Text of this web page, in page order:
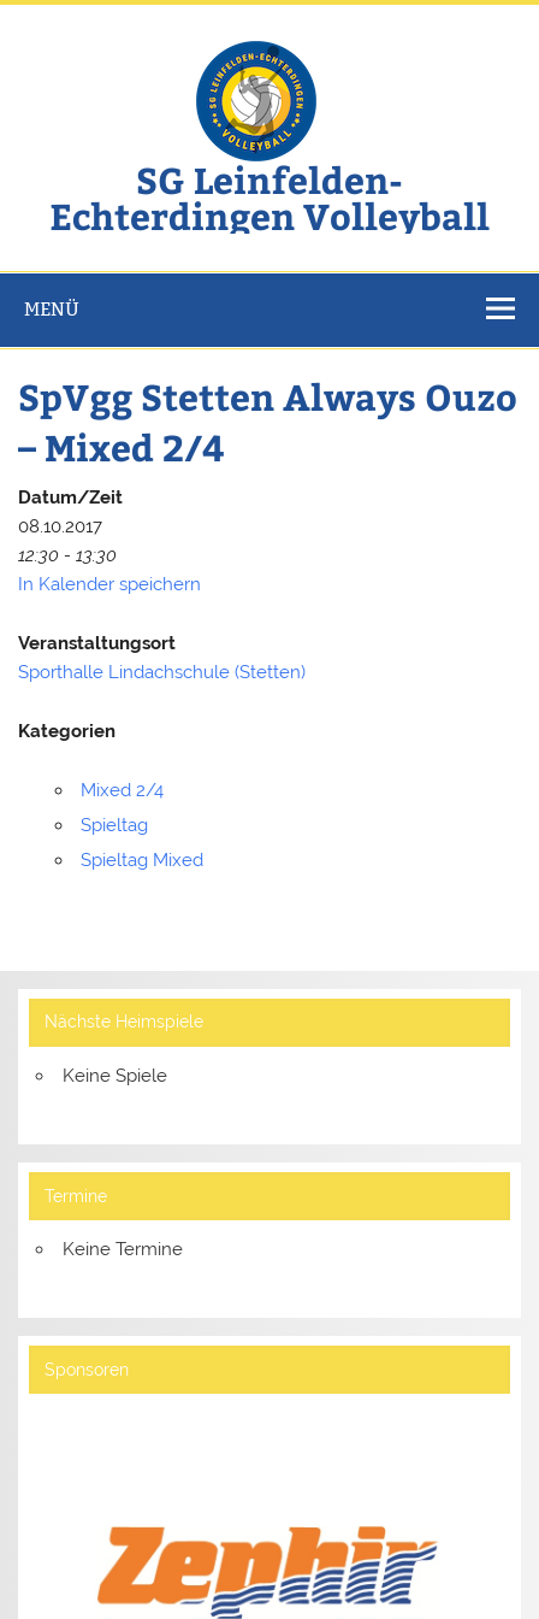
Zum
SG Leinfelden-
Echterdingen Volleyball
MENÜ
SpVgg Stetten Always Ouzo
– Mixed 2/4
Datum/Zeit
08.10.2017
12:30 - 13:30
In Kalender speichern
Veranstaltungsort
Sporthalle Lindachschule (Stetten)
Kategorien
Mixed 2/4
Spieltag
Spieltag Mixed
Nächste Heimspiele
Keine Spiele
Termine
Keine Termine
Sponsoren